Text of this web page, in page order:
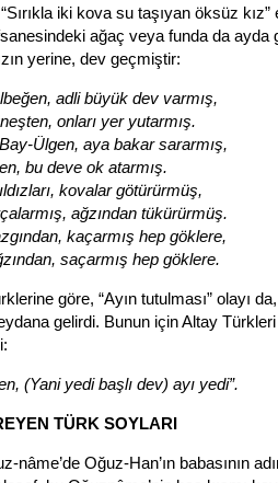
“Sırıkla iki kova su taşıyan öksüz
ağaç veya funda da ayda
yerine, dev geçmiştir:
adli büyük dev varmış,
onları yer yutarmış.
Ülgen, aya bakar sararmış,
bu deve ok atarmış.
kovalar götürürmüş,
ağzından tükürürmüş.
kaçarmış hep göklere,
saçarmış hep göklere.
göre, “Ayın tutulması” olayı
gelirdi. Bunun için Altay
(Yani yedi başlı dev) ayı yedi”.
TÜRK SOYLARI
nâme’de Oğuz-Han’ın babasının